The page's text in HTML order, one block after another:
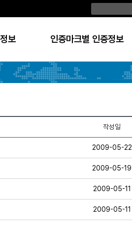
보 인증마크별 인증정보
작성일
2009-05-22
2009-05-19
2009-05-11
2009-05-11